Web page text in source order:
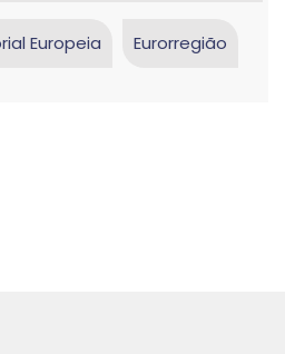
Europeia Eurorregião